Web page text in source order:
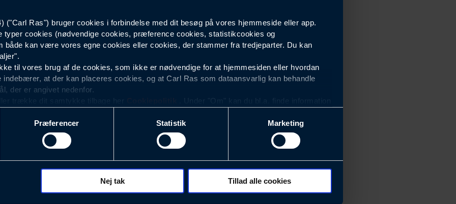
("Carl Ras") bruger cookies i forbindelse med dit besøg på vores hjemmeside eller app.
typer cookies (nødvendige cookies, præference cookies, statistikcookies og
både kan være vores egne cookies eller cookies, der stammer fra tredjeparter. Du kan
til vores brug af de cookies, som ikke er nødvendige for at hjemmesiden eller hvordan
indebærer, at der kan placeres cookies, og at Carl Ras som dataansvarlig kan behandle
der er angivet nedenfor.
trække dit samtykke tilbage her
. Under "Om" kan du bl.a. finde information
med det formål at optimere design, brugervenlighed og effektiviteten af vores
analyser af, hvilke oplysninger der er mest populære, og som derfor skal være nemme at
hvad der klikkes på, sider/indhold der besøges, browsertype, søgeord, IP-adresse,
(computer, smartphone mv.) samt de features, der anvendes.
Præferencer Statistik Marketing
Nej tak Tillad alle cookies
Herre
Nyhedsbrev